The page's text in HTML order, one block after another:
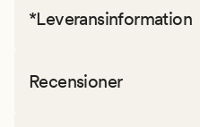
*Leveransinformation
Recensioner